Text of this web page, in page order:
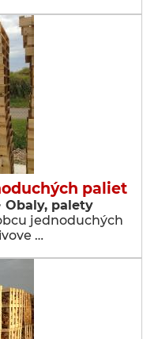
paliet
Obaly, palety
jednoduchých
…